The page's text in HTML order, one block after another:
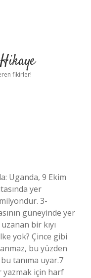
fikirler!
Uganda, 9 Ekim
yer
3-
güneyinde yer
bir kıyı
yok? Çince gibi
bu yüzden
tanıma uyar.7
yazmak için harf